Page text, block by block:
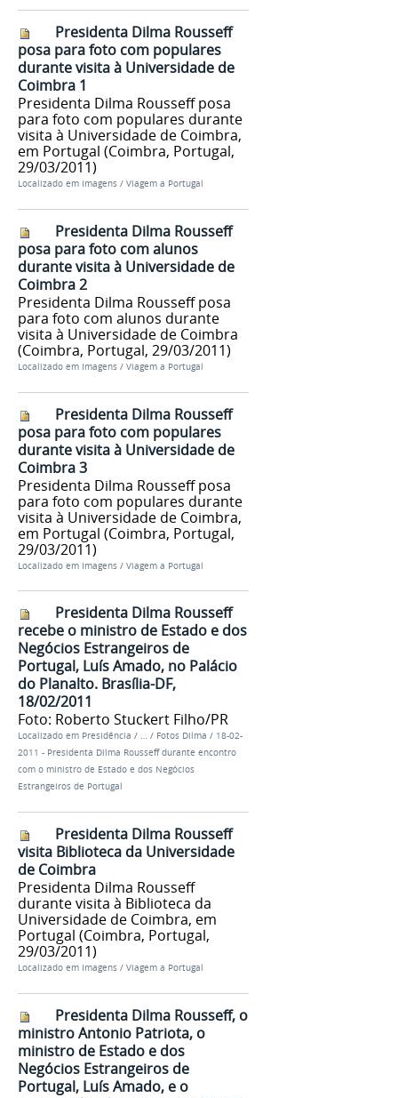
Presidenta Dilma Rousseff
posa para foto com populares
durante visita à Universidade de
Coimbra 1
Presidenta Dilma Rousseff posa
para foto com populares durante
visita à Universidade de Coimbra,
em Portugal (Coimbra, Portugal,
29/03/2011)
Localizado em Imagens / Viagem a Portugal
Presidenta Dilma Rousseff
posa para foto com alunos
durante visita à Universidade de
Coimbra 2
Presidenta Dilma Rousseff posa
para foto com alunos durante
visita à Universidade de Coimbra
(Coimbra, Portugal, 29/03/2011)
Localizado em Imagens / Viagem a Portugal
Presidenta Dilma Rousseff
posa para foto com populares
durante visita à Universidade de
Coimbra 3
Presidenta Dilma Rousseff posa
para foto com populares durante
visita à Universidade de Coimbra,
em Portugal (Coimbra, Portugal,
29/03/2011)
Localizado em Imagens / Viagem a Portugal
Presidenta Dilma Rousseff
recebe o ministro de Estado e dos
Negócios Estrangeiros de
Portugal, Luís Amado, no Palácio
do Planalto. Brasília-DF,
18/02/2011
Foto: Roberto Stuckert Filho/PR
Localizado em Presidência / … / Fotos Dilma / 18-02-
2011 - Presidenta Dilma Rousseff durante encontro
com o ministro de Estado e dos Negócios
Estrangeiros de Portugal
Presidenta Dilma Rousseff
visita Biblioteca da Universidade
de Coimbra
Presidenta Dilma Rousseff
durante visita à Biblioteca da
Universidade de Coimbra, em
Portugal (Coimbra, Portugal,
29/03/2011)
Localizado em Imagens / Viagem a Portugal
Presidenta Dilma Rousseff, o
ministro Antonio Patriota, o
ministro de Estado e dos
Negócios Estrangeiros de
Portugal, Luís Amado, e o